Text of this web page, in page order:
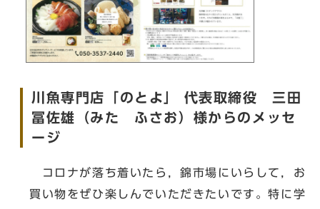
川魚専門店「のとよ」 代表取締役 三田
冨佐雄（みた ふさお）様からのメッセ
ージ
コロナが落ち着いたら，錦市場にいらして，お
買い物をぜひ楽しんでいただきたいです。特に学